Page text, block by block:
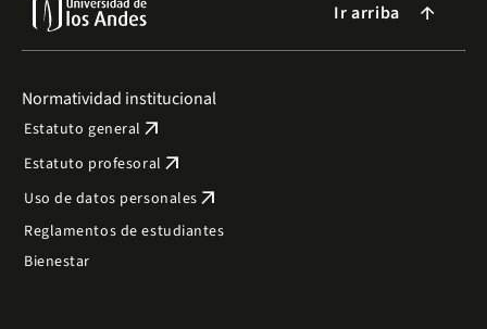
Ir arriba arrow_forward
Normatividad institucional
Estatuto general arrow_outward
Estatuto profesoral arrow_outward
Uso de datos personales arrow_outward
Reglamentos de estudiantes
Bienestar